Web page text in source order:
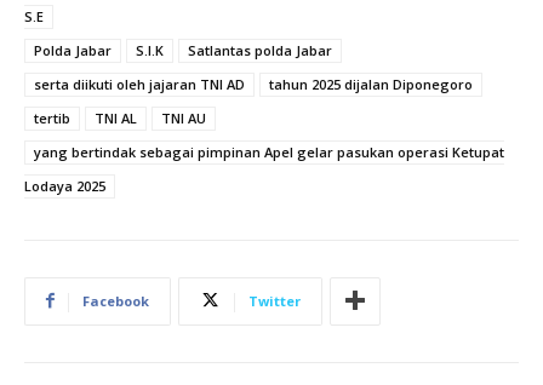
S.E
Polda Jabar
S.I.K
Satlantas polda Jabar
serta diikuti oleh jajaran TNI AD
tahun 2025 dijalan Diponegoro
tertib
TNI AL
TNI AU
yang bertindak sebagai pimpinan Apel gelar pasukan operasi Ketupat
Lodaya 2025
Facebook Twitter